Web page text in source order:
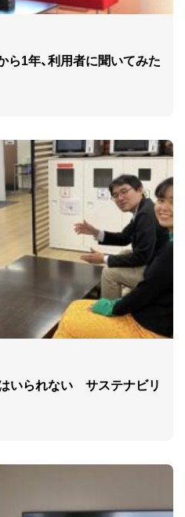
ら1年、利用者に聞いてみた
はいられない サステナビリ